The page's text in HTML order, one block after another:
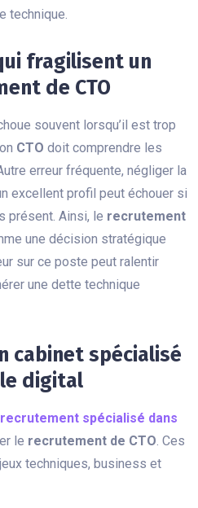
technique.
fragilisent un
de CTO
souvent lorsqu’il est trop
CTO doit comprendre les
erreur fréquente, négliger la
excellent profil peut échouer si
présent. Ainsi, le recrutement
une décision stratégique
sur ce poste peut ralentir
une dette technique
cabinet spécialisé
digital
spécialisé dans
le recrutement de CTO. Ces
techniques, business et